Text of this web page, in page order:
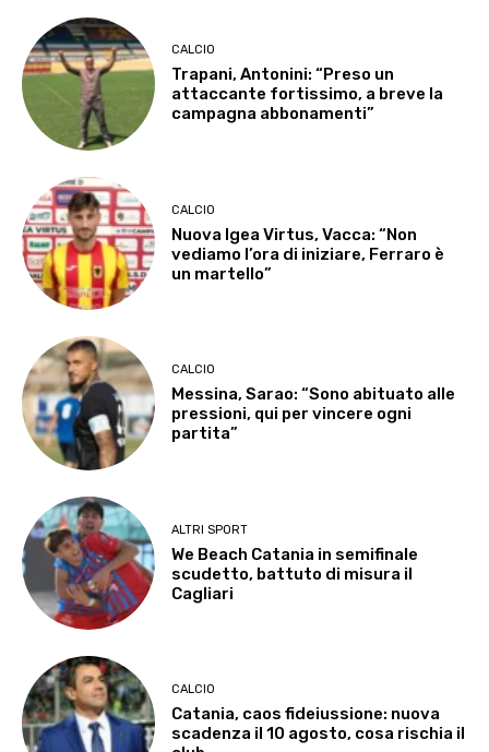
CALCIO
Trapani, Antonini: “Preso un
attaccante fortissimo, a breve la
campagna abbonamenti”
CALCIO
Nuova Igea Virtus, Vacca: “Non
vediamo l’ora di iniziare, Ferraro è
un martello”
CALCIO
Messina, Sarao: “Sono abituato alle
pressioni, qui per vincere ogni
partita”
ALTRI SPORT
We Beach Catania in semifinale
scudetto, battuto di misura il
Cagliari
CALCIO
Catania, caos fideiussione: nuova
scadenza il 10 agosto, cosa rischia il